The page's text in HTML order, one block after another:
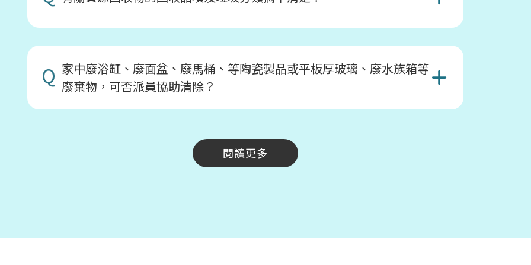
Q 家中廢浴缸、廢面盆、廢馬桶、等陶瓷製品或平板厚玻璃、廢水族箱等
廢棄物，可否派員協助清除？
閱讀更多